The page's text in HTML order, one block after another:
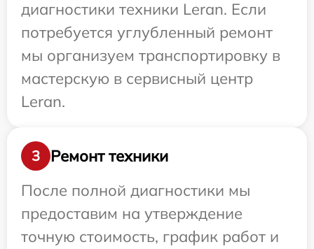
диагностики техники Leran. Если
потребуется углубленный ремонт
мы организуем транспортировку в
мастерскую в сервисный центр
Leran.
3
Ремонт техники
После полной диагностики мы
предоставим на утверждение
точную стоимость, график работ и